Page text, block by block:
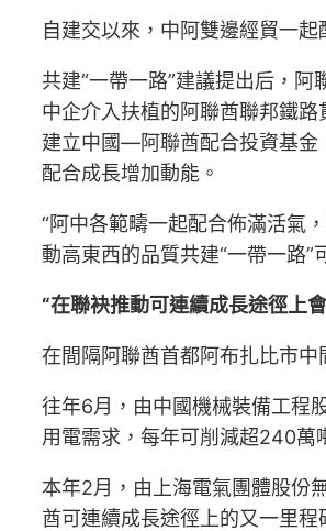
自建交以來，中阿雙邊經貿一
共建“一帶一路”建議提出后，
中企介入扶植的阿聯酋聯邦鐵
建立中國—阿聯酋配合投資基金
配合成長增加動能。
“阿中各範疇一起配合佈滿活氣
動高東西的品質共建“一帶一路
“在聯袂推動可連續成長途徑上
在間隔阿聯酋首都阿布扎比市
往年6月，由中國機械裝備工程
用電需求，每年可削減超240萬
本年2月，由上海電氣團體股份
酋可連續成長途徑上的又一里